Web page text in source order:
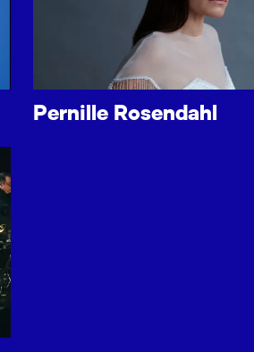
Pernille Rosendahl